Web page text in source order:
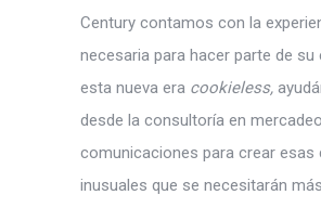
Century contamos con la
necesaria para hacer parte de su
esta nueva era cookieless,
desde la consultoría en
comunicaciones para crear esas
inusuales que se necesitarán